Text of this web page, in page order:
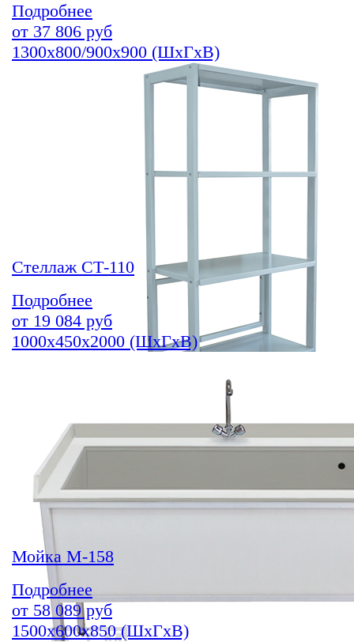
Подробнее
от 37 806 руб
1300х800/900х900 (ШхГхВ)
Стеллаж СТ-110
Подробнее
от 19 084 руб
1000х450х2000 (ШхГхВ)
Мойка М-158
Подробнее
от 58 089руб
1500х600х850 (ШхГхВ)